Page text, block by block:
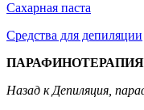
Сахарная паста
Средства для депиляции
ПАРАФИНОТЕРАПИЯ
Назад к Депиляция,